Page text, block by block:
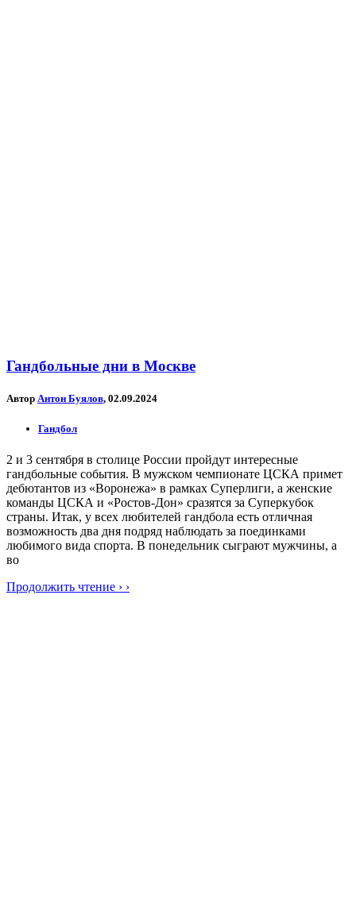
Гандбольные дни в Москве
Автор Антон Буялов, 02.09.2024
Гандбол
2 и 3 сентября в столице России пройдут интересные
гандбольные события. В мужском чемпионате ЦСКА примет
дебютантов из «Воронежа» в рамках Суперлиги, а женские
команды ЦСКА и «Ростов-Дон» сразятся за Суперкубок
страны. Итак, у всех любителей гандбола есть отличная
возможность два дня подряд наблюдать за поединками
любимого вида спорта. В понедельник сыграют мужчины, а
во
Продолжить чтение › ›